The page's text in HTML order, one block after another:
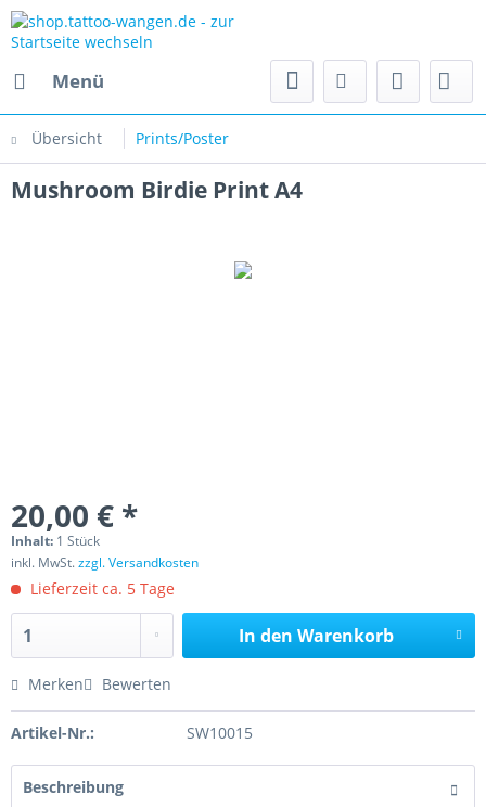
Menü
Übersicht Prints/Poster
Mushroom Birdie Print A4
20,00 € *
Inhalt: 1 Stück
inkl. MwSt.zzgl. Versandkosten
Lieferzeit ca. 5 Tage
In den Warenkorb
Merken Bewerten
Artikel-Nr.: SW10015
Beschreibung